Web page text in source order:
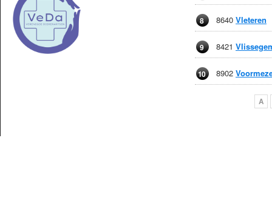
8 8640 Vleteren
9 8421
10 8902
A